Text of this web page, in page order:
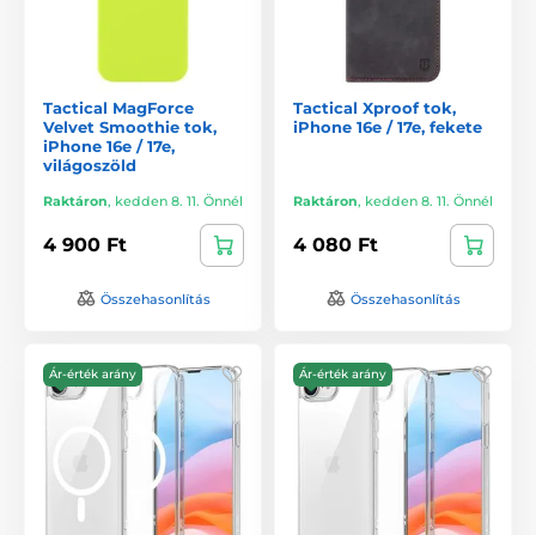
Tactical MagForce
Velvet Smoothie tok,
iPhone 16e / 17e,
világoszöld
Raktáron, kedden 8. 11. Önnél
4 900 Ft
Összehasonlítás
Tactical Xproof tok,
iPhone 16e / 17e, fekete
Raktáron, kedden 8. 11. Önnél
4 080 Ft
Összehasonlítás
Ár-érték arány Ár-érték arány